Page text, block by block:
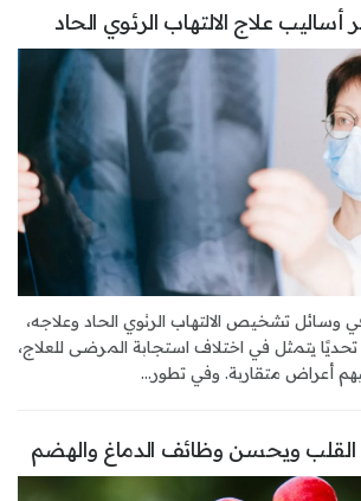
علاج الالتهاب الرئوي الحاد
وسائل تشخيص الالتهاب الرئوي الحاد وعلاجه،
تحديًا يتمثل في اختلاف استجابة المرضى للعلاج،
أعراض متقاربة. وفي تطور...
ويحسن وظائف الدماغ والهضم